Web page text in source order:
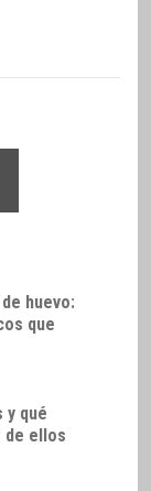
huevo:
que
y qué
de ellos